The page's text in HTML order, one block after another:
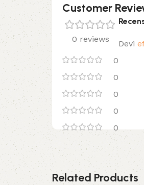
Customer
0 reviews
0
0
0
0
0
Devi
Related Products